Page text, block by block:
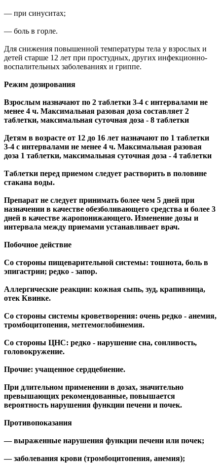
— при синуситах;
— боль в горле.
Для снижения повышенной температуры тела у взрослых и
детей старше 12 лет при простудных, других инфекционно-
воспалительных заболеваниях и гриппе.
Режим дозирования
Взрослым назначают по 2 таблетки 3-4 с интервалами не
менее 4 ч. Максимальная разовая доза составляет 2
таблетки, максимальная суточная доза - 8 таблетки
Детям в возрасте от 12 до 16 лет назначают по 1 таблетки
3-4 с интервалами не менее 4 ч. Максимальная разовая
доза 1 таблетки, максимальная суточная доза - 4 таблетки
Таблетки перед приемом следует растворить в половине
стакана воды.
Препарат не следует принимать более чем 5 дней при
назначении в качестве обезболивающего средства и более 3
дней в качестве жаропонижающего. Изменение дозы и
интервала между приемами устанавливает врач.
Побочное действие
Со стороны пищеварительной системы: тошнота, боль в
эпигастрии; редко - запор.
Аллергические реакции: кожная сыпь, зуд, крапивница,
отек Квинке.
Со стороны системы кроветворения: очень редко - анемия,
тромбоцитопения, метгемоглобинемия.
Со стороны ЦНС: редко - нарушение сна, сонливость,
головокружение.
Прочие: учащенное сердцебиение.
При длительном применении в дозах, значительно
превышающих рекомендованные, повышается
вероятность нарушения функции печени и почек.
Противопоказания
— выраженные нарушения функции печени или почек;
— заболевания крови (тромбоцитопения, анемия);